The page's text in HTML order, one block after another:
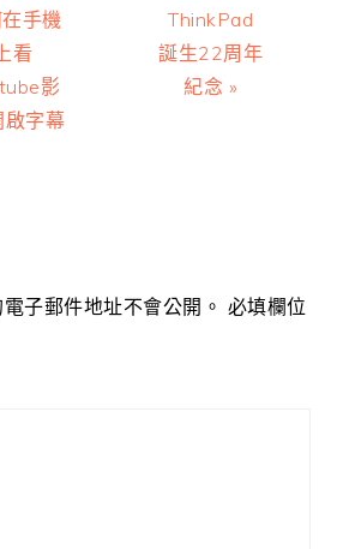
手機
上看
影
啟字幕
Post:
ThinkPad
誕生22周年
紀念 »
子郵件地址不會公開。 必填欄位